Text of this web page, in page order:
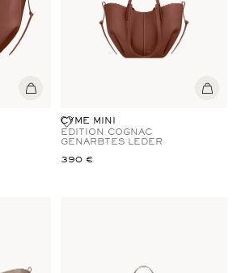
CYME MINI
EDITION COGNAC
GENARBTES LEDER
390 €